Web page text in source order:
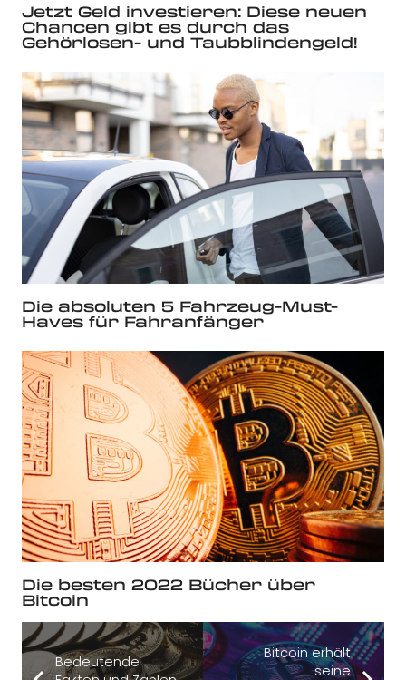
Jetzt Geld investieren: Diese neuen
Chancen gibt es durch das
Gehörlosen- und Taubblindengeld!
Die absoluten 5 Fahrzeug-Must-
Haves für Fahranfänger
Die besten 2022 Bücher über
Bitcoin
Bedeutende
Bitcoin erhält
seine